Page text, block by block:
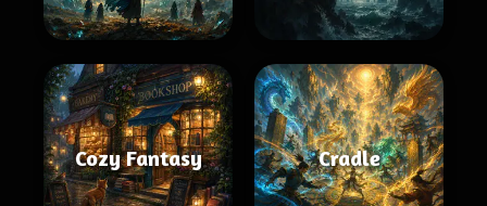
Cozy Fantasy Cradle